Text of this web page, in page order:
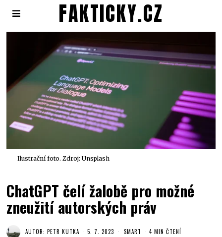
FAKTICKY.CZ
Ilustrační foto. Zdroj: Unsplash
ChatGPT čelí žalobě pro možné
zneužití autorských práv
AUTOR:PETR KUTKA 5. 7. 2023 SMART 4 MIN ČTENÍ